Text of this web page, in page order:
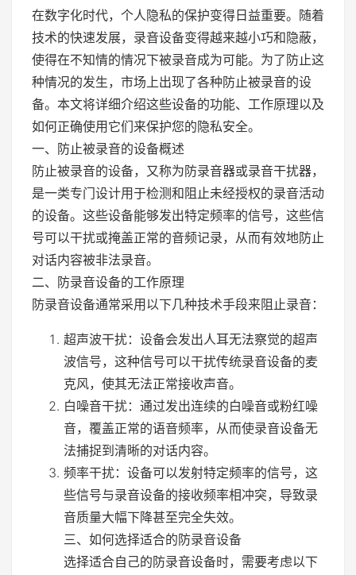
在数字化时代，个人隐私的保护变得日益重要。随着
技术的快速发展，录音设备变得越来越小巧和隐蔽，
使得在不知情的情况下被录音成为可能。为了防止这
种情况的发生，市场上出现了各种防止被录音的设
备。本文将详细介绍这些设备的功能、工作原理以及
如何正确使用它们来保护您的隐私安全。
一、防止被录音的设备概述
防止被录音的设备，又称为防录音器或录音干扰器，
是一类专门设计用于检测和阻止未经授权的录音活动
的设备。这些设备能够发出特定频率的信号，这些信
号可以干扰或掩盖正常的音频记录，从而有效地防止
对话内容被非法录音。
二、防录音设备的工作原理
防录音设备通常采用以下几种技术手段来阻止录音：
超声波干扰：设备会发出人耳无法察觉的超声
波信号，这种信号可以干扰传统录音设备的麦
克风，使其无法正常接收声音。
白噪音干扰：通过发出连续的白噪音或粉红噪
音，覆盖正常的语音频率，从而使录音设备无
法捕捉到清晰的对话内容。
频率干扰：设备可以发射特定频率的信号，这
些信号与录音设备的接收频率相冲突，导致录
音质量大幅下降甚至完全失效。
三、如何选择适合的防录音设备
选择适合自己的防录音设备时，需要考虑以下